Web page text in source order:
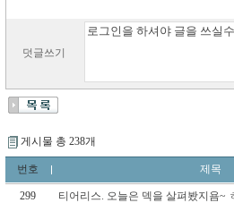
덧글쓰기
게시물 총 238개
번호 제목
299 티어리스. 오늘은 덱을 살펴봤지욤~